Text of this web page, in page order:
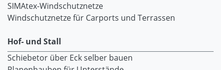
SIMAtex-Windschutznetze
Windschutznetze für Carports und Terrassen
Hof- und Stall
Schiebetor über Eck selber bauen